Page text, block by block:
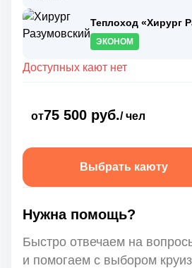
Теплоход «Хирург
ЭКОНОМ
Доступных кают нет
от75 500 руб./ чел
Выбрать каюту
Нужна помощь?
Быстро отвечаем на
и помогаем с выбором